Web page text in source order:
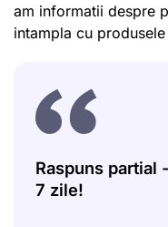
am informatii despre
intampla cu
Raspuns partial
7 zile!